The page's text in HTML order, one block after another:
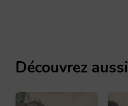
Découvrez aussi